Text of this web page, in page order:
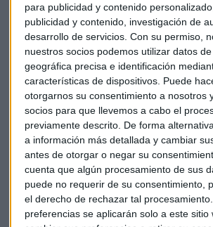
para publicidad y contenido
publicidad y contenido, investigación de
desarrollo de servicios. Con su permiso,
nuestros socios podemos utilizar datos
geográfica precisa e identificación
características de dispositivos. Puede
otorgarnos su consentimiento a nosotros
socios para que llevemos a cabo el
previamente descrito. De forma
a información más detallada y cambiar
antes de otorgar o negar su
cuenta que algún procesamiento de sus
puede no requerir de su consentimiento,
el derecho de rechazar tal
preferencias se aplicarán solo a este sitio
Foto: Jason Howle en Flickr
Suscríbete a nuestros